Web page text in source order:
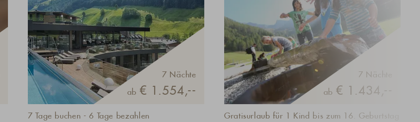
7 Nächte
ab € 1.554,--
7 Tage buchen - 6 Tage bezahlen
7 Nächte
ab € 1.434,--
Gratisurlaub für 1 Kind bis zum 16. Geburtstag